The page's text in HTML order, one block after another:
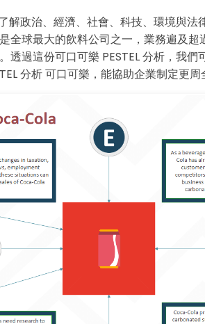
解政治、經濟、社會、科技、環境與法
全球最大的飲料公司之一，業務遍及超
透過這份可口可樂 PESTEL 分析，我們
分析 可口可樂，能協助企業制定更周
・ 內建 40 多種 AI 圖表生成器與工
・ 深度整合 Nano Banana Pro
免費下載